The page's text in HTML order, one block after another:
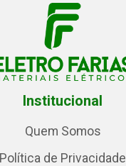
Institucional
Quem Somos
Política de Privacidade